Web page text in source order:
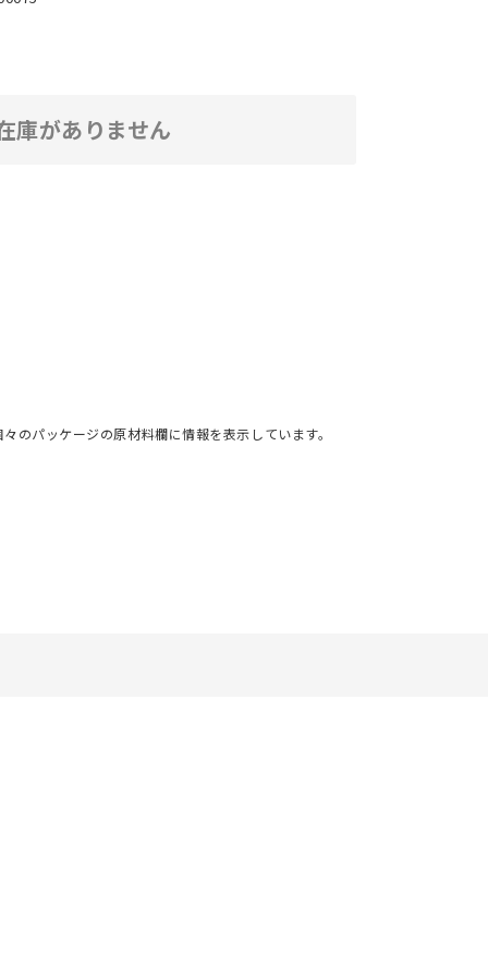
庫がありません
のパッケージの原材料欄に情報を表示しています。